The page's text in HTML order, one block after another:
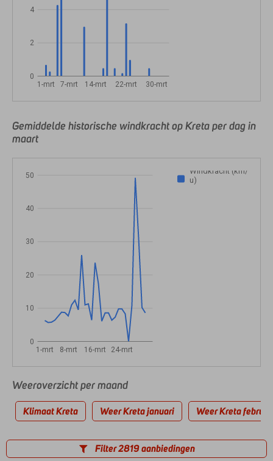
1-mrt 7-mrt 14-mrt 22-mrt 30-mrt
0
2
4
Gemiddelde historische windkracht op Kreta per dag in
maart
Windkracht (km/
u)
1-mrt 8-mrt 16-mrt 24-mrt
0
10
20
30
40
50
Weeroverzicht per maand
Klimaat Kreta Weer Kreta januari Weer Kreta
Filter 2819 aanbiedingen